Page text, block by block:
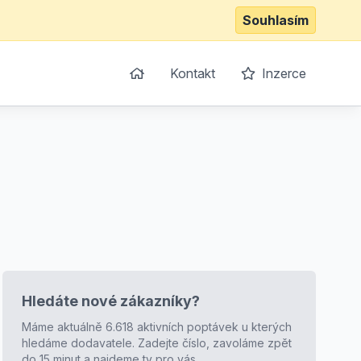
Souhlasím
Kontakt Inzerce
Hledáte nové zákazníky?
Máme aktuálně 6.618 aktivních poptávek u kterých
hledáme dodavatele. Zadejte číslo, zavoláme zpět